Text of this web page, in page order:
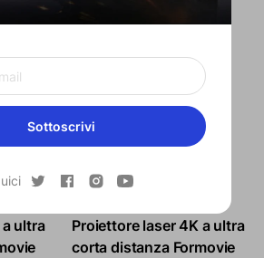
Sottoscrivi
ultra
regolare
Proiettore laser 4K a ultra
corta distanza Formovie
Prezzo di venditaPrezzo